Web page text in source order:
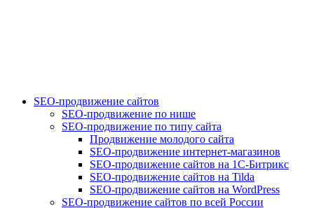
SEO-продвижение сайтов
SEO-продвижение по нише
SEO-продвижение по типу сайта
Продвижение молодого сайта
SEO-продвижение интернет-магазинов
SEO-продвижение сайтов на 1С-Битрикс
SEO-продвижение сайтов на Tilda
SEO-продвижение сайтов на WordPress
SEO-продвижение сайтов по всей России